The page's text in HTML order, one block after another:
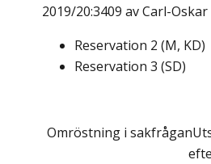
2019/20:3409 av Carl-
Reservation 2 (M, KD)
Reservation 3 (SD)
Omröstning i sakfrågan